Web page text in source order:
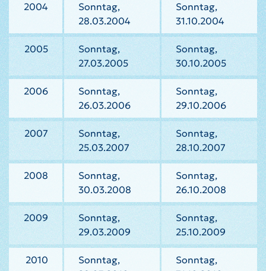
2004
Sonntag,
28.03.2004
Sonntag,
31.10.2004
2005
Sonntag,
27.03.2005
Sonntag,
30.10.2005
2006
Sonntag,
26.03.2006
Sonntag,
29.10.2006
2007
Sonntag,
25.03.2007
Sonntag,
28.10.2007
2008
Sonntag,
30.03.2008
Sonntag,
26.10.2008
2009
Sonntag,
29.03.2009
Sonntag,
25.10.2009
2010
Sonntag,
Sonntag,